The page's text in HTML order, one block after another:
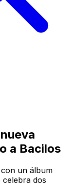
a Bacilos
un álbum
celebra dos